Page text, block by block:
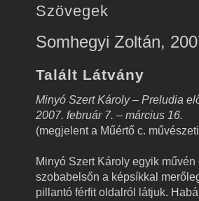
Szövegek
Somhegyi Zoltán,
Talált Látvány
Minyó Szert Károly – Preludia
2007. február 7. – március 16.
(megjelent a Műértő c.
Minyó Szert Károly egyik
szobabelsőn a képsíkkal
pillantó férfit oldalról látjuk.